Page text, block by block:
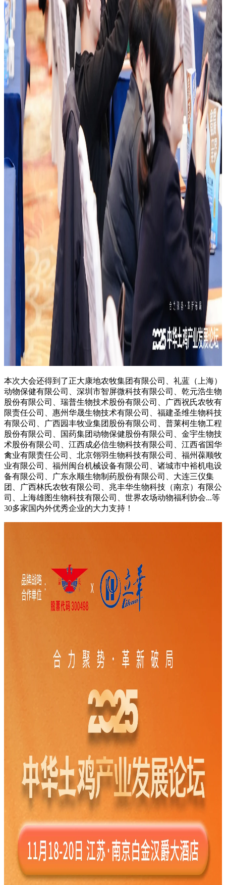
本次大会还得到了正大康地农牧集团有限公司、礼蓝（上海）
动物保健有限公司、深圳市智屏微科技有限公司、乾元浩生物
股份有限公司、瑞普生物技术股份有限公司、广西祝氏农牧有
限责任公司、惠州华晟生物技术有限公司、福建圣维生物科技
有限公司、广西园丰牧业集团股份有限公司、普莱柯生物工程
股份有限公司、国药集团动物保健股份有限公司、金宇生物技
术股份有限公司、江西成必信生物科技有限公司、江西省国华
禽业有限责任公司、北京翎羽生物科技有限公司、福州葆顺牧
业有限公司、福州闽台机械设备有限公司、诸城市中裕机电设
备有限公司、广东永顺生物制药股份有限公司、大连三仪集
团、广西林氏农牧有限公司、兆丰华生物科技（南京）有限公
司、上海雄图生物科技有限公司、世界农场动物福利协会...等
30多家国内外优秀企业的大力支持！